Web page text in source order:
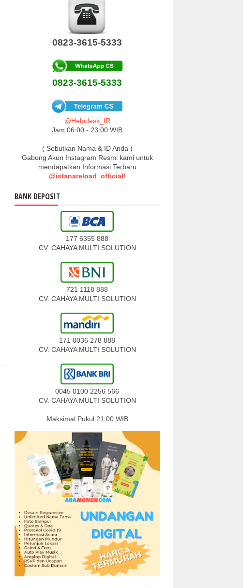
0823-3615-5333
0823-3615-5333
@Helpdesk_IR
Jam 06:00 - 23:00 WIB
( Sebutkan Nama & ID Anda )
Gabung Akun Instagram Resmi kami untuk
mendapatkan Informasi Terbaru
@istanareload_official/
BANK DEPOSIT
177 6355 888
CV. CAHAYA MULTI SOLUTION
721 1118 888
CV. CAHAYA MULTI SOLUTION
171 0036 278 888
CV. CAHAYA MULTI SOLUTION
0045 0100 2256 566
CV. CAHAYA MULTI SOLUTION
Maksimal Pukul 21.00 WIB